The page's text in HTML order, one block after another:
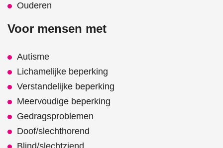
Ouderen
Voor mensen met
Autisme
Lichamelijke beperking
Verstandelijke beperking
Meervoudige beperking
Gedragsproblemen
Doof/slechthorend
Blind/slechtziend